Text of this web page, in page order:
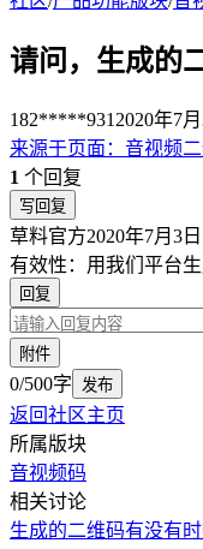
请问，生成的
182*****931 2020年7月
来源于页面 ： 音视频
1 个回复
写回复
草料官方2020年7月3日
有效性：用我们平台
回复
附件
0/500字 发布
返回社区主页
所属版块
音视频码
相关讨论
生成的二维码有没有